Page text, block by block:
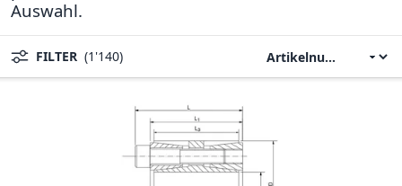
Auswahl.
FILTER (1'140)